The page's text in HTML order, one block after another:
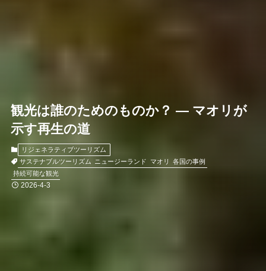
観光は誰のためのものか？ ― マオリが
示す再生の道
リジェネラティブツーリズム
サステナブルツーリズム ニュージーランド マオリ 各国の事例
持続可能な観光
2026-4-3